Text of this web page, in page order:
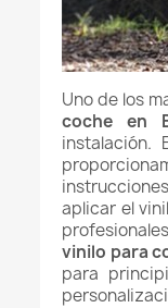
Uno de los
coche en
instalación.
aplicar el
vinilo para
para